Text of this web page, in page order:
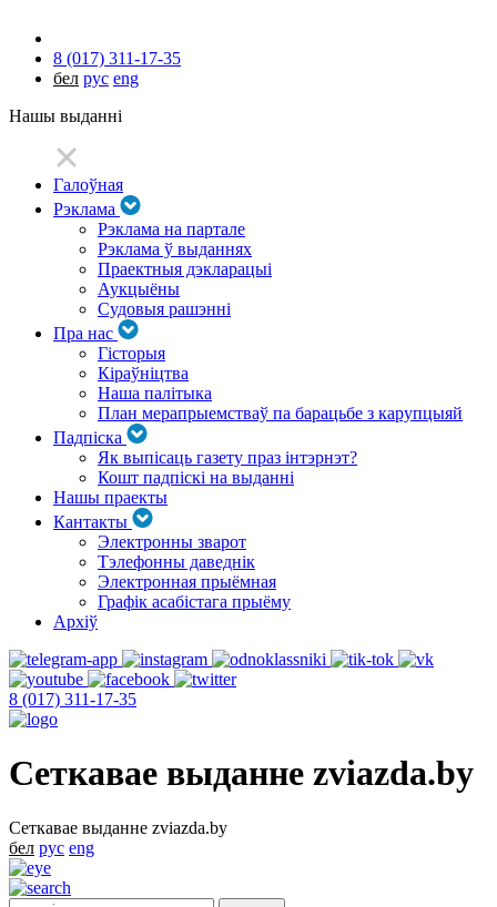
8 (017) 311-17-35
бел рус eng
Нашы выданні
Галоўная
Рэклама
Рэклама на партале
Рэклама ў выданнях
Праектныя дэкларацыі
Аукцыёны
Судовыя рашэнні
Пра нас
Гісторыя
Кіраўніцтва
Наша палітыка
План мерапрыемстваў па барацьбе з карупцыяй
Падпіска
Як выпісаць газету праз інтэрнэт?
Кошт падпіскі на выданні
Нашы праекты
Кантакты
Электронны зварот
Тэлефонны даведнік
Электронная прыёмная
Графік асабістага прыёму
Архіў
8 (017) 311-17-35
Сеткавае выданне zviazda.by
Сеткавае выданне zviazda.by
бел рус eng